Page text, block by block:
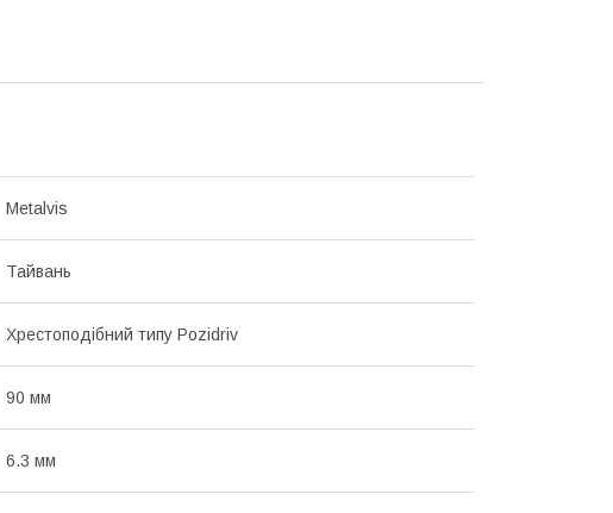
Metalvis
Тайвань
Хрестоподібний типу Pozidriv
90 мм
6.3 мм